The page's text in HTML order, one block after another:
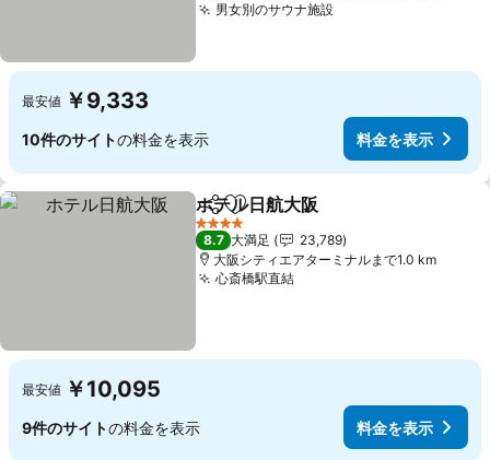
男女別のサウナ施設料金を表示
最安値 ￥9,333
10件のサイトの料金を表示 料金を表示
シェアお気に入りに追加
ホテル日航大阪
4 ホテルのランク
8.7 大満足
23,789
大阪シティエアターミナルまで1.0 km
心斎橋駅直結料金を表示
最安値 ￥10,095
9件のサイトの料金を表示 料金を表示